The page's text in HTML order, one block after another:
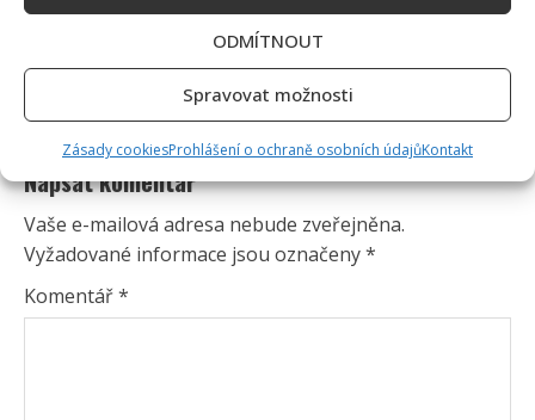
ODMÍTNOUT
Spravovat možnosti
Zásady cookiesProhlášení o ochraně osobních údajůKontakt
Napsat komentář
Vaše e-mailová adresa nebude zveřejněna.
Vyžadované informace jsou označeny*
Komentář*